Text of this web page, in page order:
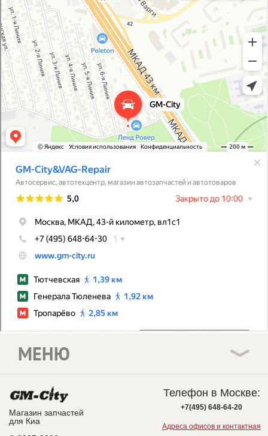
Магазин запчастей
для Киа
МЕНЮ
Телефон в Москве:
+7(495) 648-64-20
Адреса офисов и контактная